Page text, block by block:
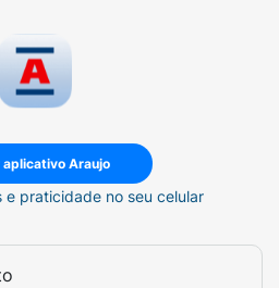
aplicativo Araujo
e praticidade no seu celular